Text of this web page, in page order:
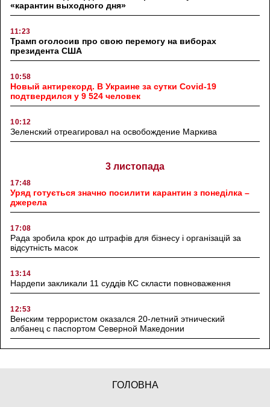
«карантин выходного дня»
11:23
Трамп оголосив про свою перемогу на виборах
президента США
10:58
Новый антирекорд. В Украине за сутки Covid-19
подтвердился у 9 524 человек
10:12
Зеленский отреагировал на освобождение Маркива
3 листопада
17:48
Уряд готується значно посилити карантин з понеділка –
джерела
17:08
Рада зробила крок до штрафів для бізнесу і організацій за
відсутність масок
13:14
Нардепи закликали 11 суддів КС скласти повноваження
12:53
Венским террористом оказался 20-летний этнический
албанец с паспортом Северной Македонии
ГОЛОВНА